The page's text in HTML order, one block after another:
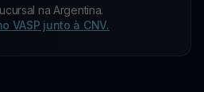
na Argentina.
VASP junto à CNV.